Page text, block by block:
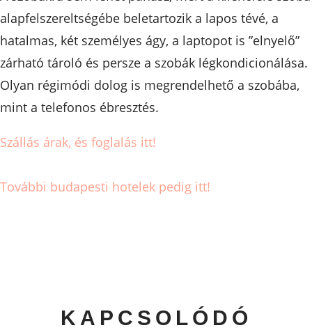
alapfelszereltségébe beletartozik a lapos tévé, a
hatalmas, két személyes ágy, a laptopot is ”elnyelő”
zárható tároló és persze a szobák légkondicionálása.
Olyan régimódi dolog is megrendelhető a szobába,
mint a telefonos ébresztés.
Szállás árak, és foglalás itt!
További budapesti hotelek pedig itt!
KAPCSOLÓDÓ